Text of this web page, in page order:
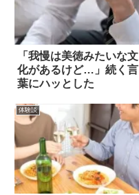
「我慢は美徳みたいな文
化があるけど…」続く言
葉にハッとした
体験談